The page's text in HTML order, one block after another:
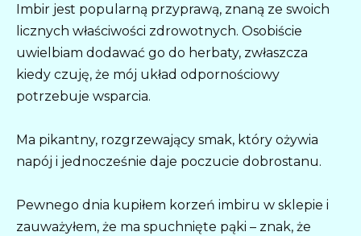
Imbir jest popularną przyprawą, znaną ze swoich
licznych właściwości zdrowotnych. Osobiście
uwielbiam dodawać go do herbaty, zwłaszcza
kiedy czuję, że mój układ odpornościowy
potrzebuje wsparcia.
Ma pikantny, rozgrzewający smak, który ożywia
napój i jednocześnie daje poczucie dobrostanu.
Pewnego dnia kupiłem korzeń imbiru w sklepie i
zauważyłem, że ma spuchnięte pąki – znak, że